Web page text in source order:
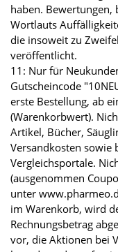
haben. Bewertungen,
Wortlauts
die insoweit zu
veröffentlicht.
11: Nur für
Gutscheincode
erste Bestellung, ab
(Warenkorbwert).
Artikel, Bücher,
Versandkosten sowie
Vergleichsportale.
(ausgenommen
unter
im Warenkorb, wird
Rechnungsbetrag
vor, die Aktionen bei